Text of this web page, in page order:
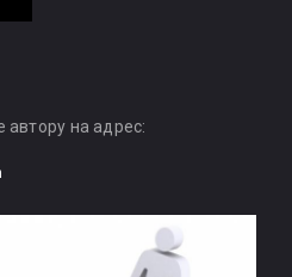
на адрес: